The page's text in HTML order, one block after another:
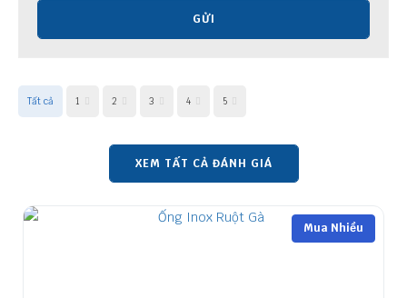
GỬI
Tất cả 1 2 3 4 5
XEM TẤT CẢ ĐÁNH GIÁ
Mua Nhiều